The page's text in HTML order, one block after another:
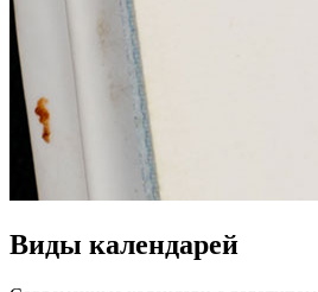
Виды календарей